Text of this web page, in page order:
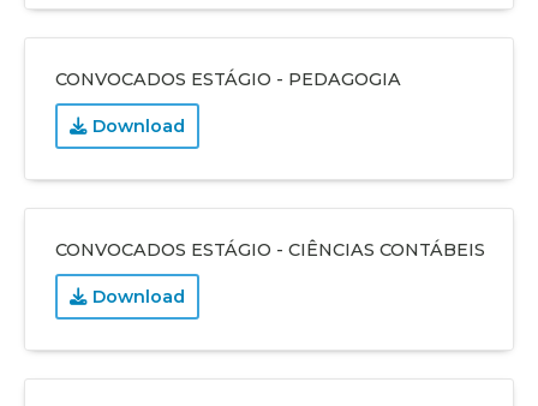
CONVOCADOS ESTÁGIO - PEDAGOGIA
Download
CONVOCADOS ESTÁGIO - CIÊNCIAS CONTÁBEIS
Download